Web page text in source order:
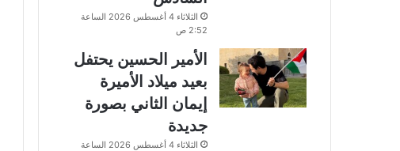
الثلاثاء 4 أغسطس 2026 الساعة
2:52 ص
الأمير الحسين يحتفل
بعيد ميلاد الأميرة
إيمان الثاني بصورة
جديدة
الثلاثاء 4 أغسطس 2026 الساعة